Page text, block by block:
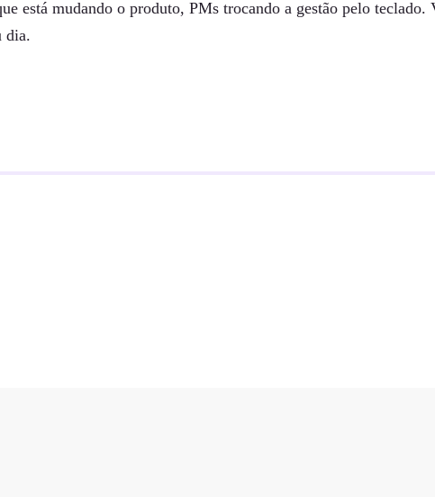
está mudando o produto, PMs trocando a gestão pelo teclado.
dia.